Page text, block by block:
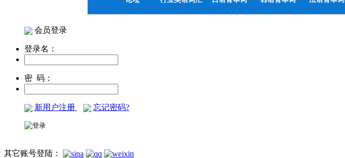
会员登录
登录名：
密 码：
新用户注册 忘记密码?
其它账号登陆：